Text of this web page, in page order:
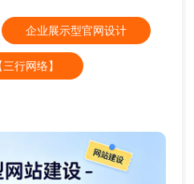
企业展示型官网设计
行网络】